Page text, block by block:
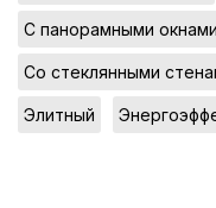
С панорамными окнами
Со стеклянными
Элитный